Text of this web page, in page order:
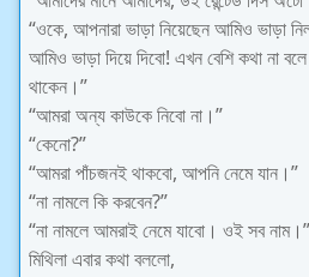
“ওকে, আপনারা ভাড়া নিয়েছেন আমিও ভাড়া
আমিও ভাড়া দিয়ে দিবো! এখন বেশি কথা না
থাকেন।”
“আমরা অন্য কাউকে নিবো না।”
“কেনো?”
“আমরা পাঁচজনই থাকবো, আপনি নেমে যান।”
“না নামলে কি করবেন?”
“না নামলে আমরাই নেমে যাবো। ওই সব নাম।”
মিথিলা এবার কথা বললো,